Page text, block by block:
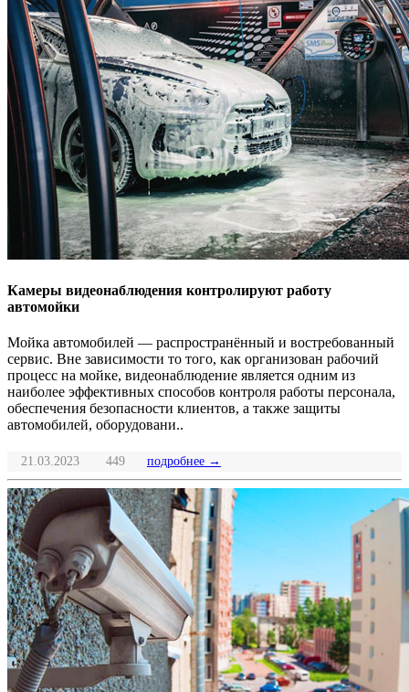
Камеры видеонаблюдения контролируют работу
автомойки
Мойка автомобилей — распространённый и востребованный
сервис. Вне зависимости то того, как организован рабочий
процесс на мойке, видеонаблюдение является одним из
наиболее эффективных способов контроля работы персонала,
обеспечения безопасности клиентов, а также защиты
автомобилей, оборудовани..
21.03.2023 449 подробнее →